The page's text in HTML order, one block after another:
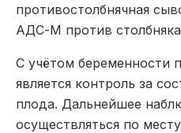
противостолбнячная
АДС-М против
С учётом беременности
является контроль за
плода. Дальнейшее
осуществляться по